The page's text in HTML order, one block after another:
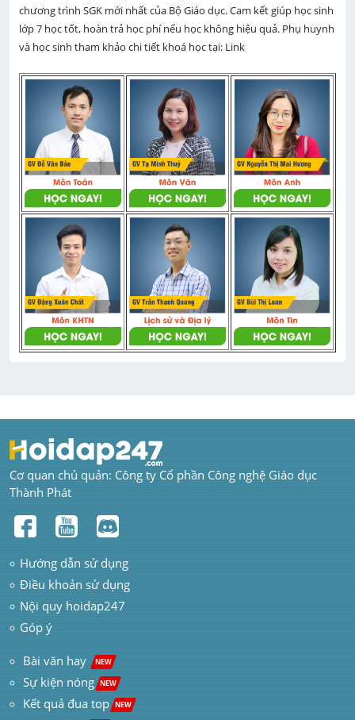
chương trình SGK mới nhất của Bộ Giáo dục. Cam kết giúp học sinh
lớp 7 học tốt, hoàn trả học phí nếu học không hiệu quả. Phụ huynh
và học sinh tham khảo chi tiết khoá học tại: Link
Cơ quan chủ quản: Công ty Cổ phần Công nghệ Giáo dục
Thành Phát
Hướng dẫn sử dụng
Điều khoản sử dụng
Nội quy hoidap247
Góp ý
Bài văn hay NEW
Sự kiện nóng NEW
Kết quả đua top NEW